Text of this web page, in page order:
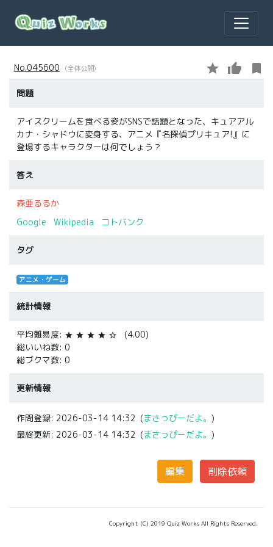
No.045600 (全体公開) star thumb_up bookmark
問題
アイスクリームを食べる姿がSNSで話題となった、キュアアル
カナ・シャドウに変身する、アニメ『名探偵プリキュア!』に
登場するキャラクターは何でしょう？
答え
森亜るるか
Google
Wikipedia コトバンク
タグ
アニメ・ゲーム
統計情報
平均難易度: star star star star star_border
(4.00)
総いいね数: 0
総ブクマ数: 0
更新情報
作問登録: 2026-03-14 14:32 (まさっぴーだよ。 )
最終更新: 2026-03-14 14:32 (まさっぴーだよ。 )
Copyright (C) 2019 Quiz Works All Rights Reserved.